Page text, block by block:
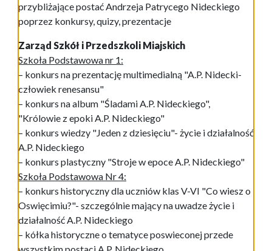
przybliżające postać Andrzeja Patrycego Nideckiego
poprzez konkursy, quizy, prezentacje
Zarząd Szkół i Przedszkoli Miajskich
Szkoła Podstawowa nr 1:
– konkurs na prezentację multimedialną "A.P. Nidecki-
człowiek renesansu"
– konkurs na album "Śladami A.P. Nideckiego",
"Królowie z epoki A.P. Nideckiego"
– konkurs wiedzy "Jeden z dziesięciu"- życie i działalność
A.P. Nideckiego
– konkurs plastyczny "Stroje w epoce A.P. Nideckiego"
Szkoła Podstawowa Nr 4:
– konkurs historyczny dla uczniów klas V-VI "Co wiesz o
Oswięcimiu?"- szczególnie mający na uwadze życie i
działalność A.P. Nideckiego
– kółka historyczne o tematyce poswieconej przede